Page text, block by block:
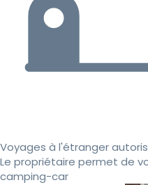
Voyages à l'étranger
Le propriétaire permet de
camping-car